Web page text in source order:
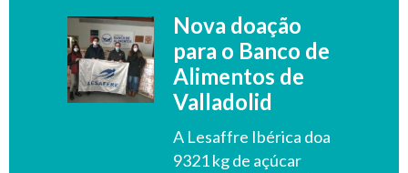
Nova doação
para o Banco de
Alimentos de
Valladolid
A Lesaffre Ibérica doa
9321 kg de açúcar